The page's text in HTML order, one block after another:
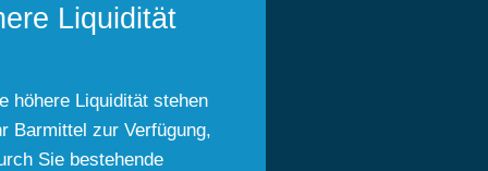
Liquidität
höhere Liquidität stehen
Barmittel zur Verfügung,
Sie bestehende